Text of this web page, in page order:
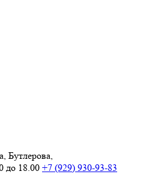
Бутлерова,
до 18.00 +7 (929) 930-93-83